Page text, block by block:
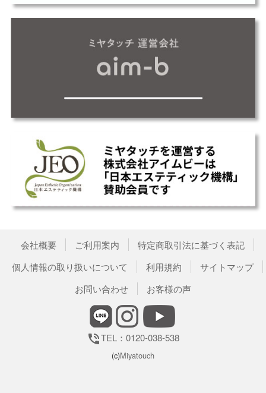
会社概要 ご利用案内
特定商取引法に基づく表記
個人情報の取り扱いについて
利用規約
サイトマップ
お問い合わせ
お客様の声
phone_in_talkTEL：0120-038-538
(c)Miyatouch